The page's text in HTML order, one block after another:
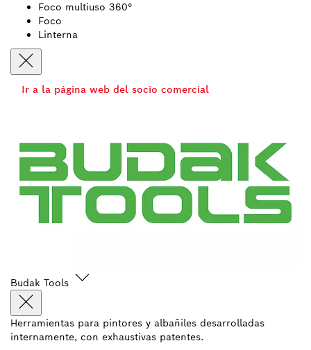
Foco multiuso 360°
Foco
Linterna
Ir a la página web del socio comercial
Budak Tools
Herramientas para pintores y albañiles desarrolladas
internamente, con exhaustivas patentes.